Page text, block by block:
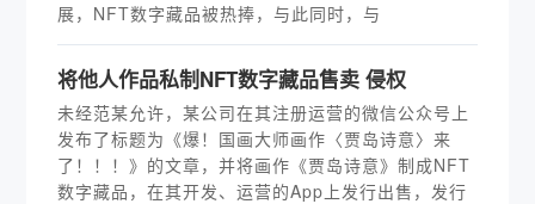
展，NFT数字藏品被热捧，与此同时，与
将他人作品私制NFT数字藏品售卖 侵权
未经范某允许，某公司在其注册运营的微信公众号上
发布了标题为《爆！国画大师画作〈贾岛诗意〉来
了！！！》的文章，并将画作《贾岛诗意》制成NFT
数字藏品，在其开发、运营的App上发行出售，发行